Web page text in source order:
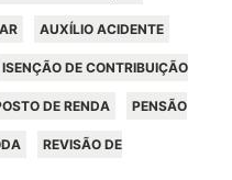
AUXÍLIO ACIDENTE
ISENÇÃO DE CONTRIBUIÇÃO
DE RENDA PENSÃO
REVISÃO DE